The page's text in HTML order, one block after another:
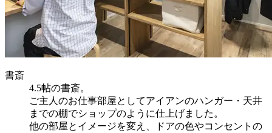
書斎
4.5帖の書斎。
ご主人のお仕事部屋としてアイアンのハンガー・天井
までの棚でショップのように仕上げました。
他の部屋とイメージを変え、ドアの色やコンセントの